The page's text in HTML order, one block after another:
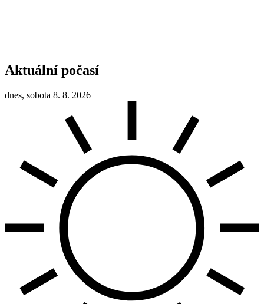
Aktuální počasí
dnes, sobota 8. 8. 2026